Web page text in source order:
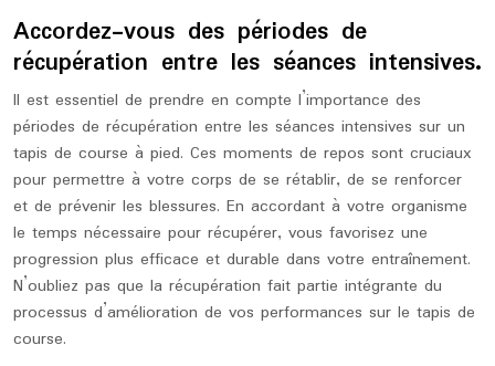
Accordez-vous des périodes de
récupération entre les séances intensives.
Il est essentiel de prendre en compte l’importance des
périodes de récupération entre les séances intensives sur un
tapis de course à pied. Ces moments de repos sont cruciaux
pour permettre à votre corps de se rétablir, de se renforcer
et de prévenir les blessures. En accordant à votre organisme
le temps nécessaire pour récupérer, vous favorisez une
progression plus efficace et durable dans votre entraînement.
N’oubliez pas que la récupération fait partie intégrante du
processus d’amélioration de vos performances sur le tapis de
course.